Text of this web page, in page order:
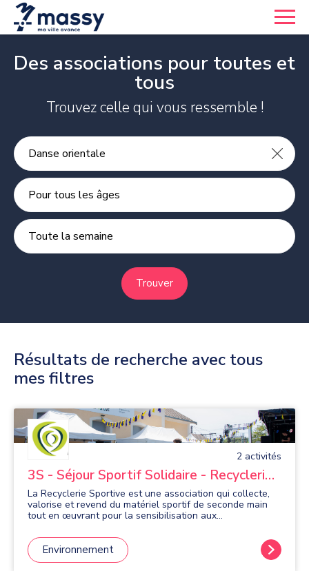
Des associations pour toutes et
tous
Trouvez celle qui vous ressemble !
Pour tous les âges
Toute la semaine
Trouver
Résultats de recherche avec tous
mes filtres
2 activités
3S - Séjour Sportif Solidaire - Recyclerie
Sportive
La Recyclerie Sportive est une association qui collecte,
valorise et revend du matériel sportif de seconde main
tout en œuvrant pour la sensibilisation aux
mobilité active. Elle a deux objectifs : - Transformer le
déchet sportif en ressource - Promouvoir un sport
accessible et plus respectueux de l’environnement
Environnement